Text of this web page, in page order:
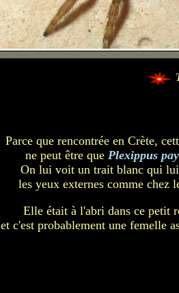
Parce que rencontrée en Crète,
ne peut être que Plexippus
On lui voit un trait blanc qui
les yeux externes comme chez
Elle était à l'abri dans ce petit
et c'est probablement une femelle